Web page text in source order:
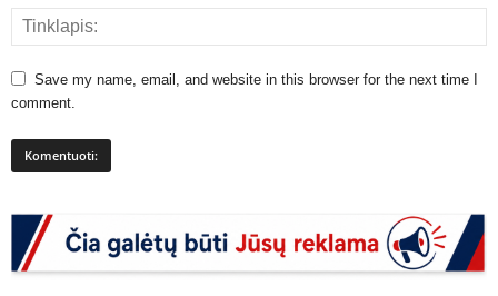
Save my name, email, and website in this browser for the next time I
comment.